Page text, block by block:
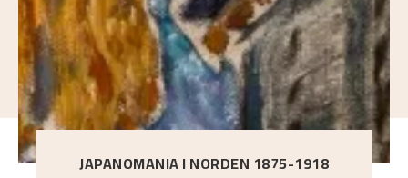
JAPANOMANIA I NORDEN 1875-1918